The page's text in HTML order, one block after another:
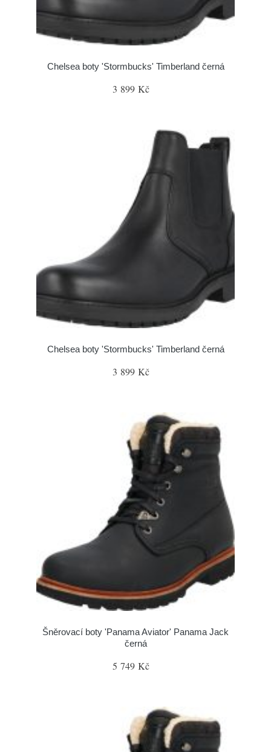
Chelsea boty 'Stormbucks' Timberland černá
3 899 Kč
Chelsea boty 'Stormbucks' Timberland černá
3 899 Kč
Šněrovací boty 'Panama Aviator' Panama Jack
černá
5 749 Kč